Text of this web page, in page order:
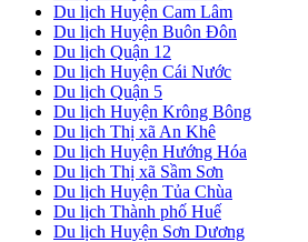
Du lịch Huyện Cam Lâm
Du lịch Huyện Buôn Đôn
Du lịch Quận 12
Du lịch Huyện Cái Nước
Du lịch Quận 5
Du lịch Huyện Krông Bông
Du lịch Thị xã An Khê
Du lịch Huyện Hướng Hóa
Du lịch Thị xã Sầm Sơn
Du lịch Huyện Tủa Chùa
Du lịch Thành phố Huế
Du lịch Huyện Sơn Dương